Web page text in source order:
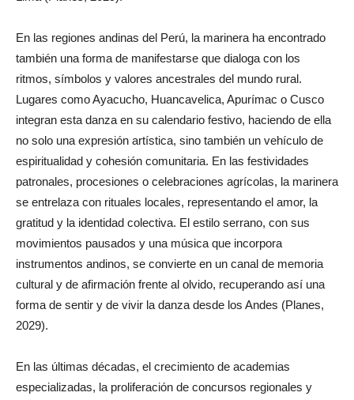
En las regiones andinas del Perú, la marinera ha encontrado
también una forma de manifestarse que dialoga con los
ritmos, símbolos y valores ancestrales del mundo rural.
Lugares como Ayacucho, Huancavelica, Apurímac o Cusco
integran esta danza en su calendario festivo, haciendo de ella
no solo una expresión artística, sino también un vehículo de
espiritualidad y cohesión comunitaria. En las festividades
patronales, procesiones o celebraciones agrícolas, la marinera
se entrelaza con rituales locales, representando el amor, la
gratitud y la identidad colectiva. El estilo serrano, con sus
movimientos pausados y una música que incorpora
instrumentos andinos, se convierte en un canal de memoria
cultural y de afirmación frente al olvido, recuperando así una
forma de sentir y de vivir la danza desde los Andes (Planes,
2029).
En las últimas décadas, el crecimiento de academias
especializadas, la proliferación de concursos regionales y